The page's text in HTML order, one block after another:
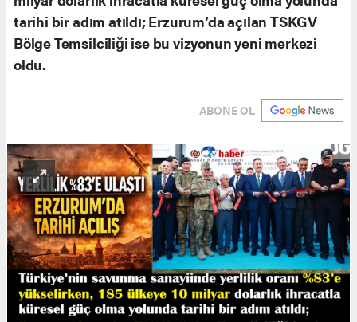
tarihi bir adım atıldı; Erzurum’da açılan TSKGV
Bölge Temsilciliği ise bu vizyonun yeni merkezi
oldu.
ABONE OL